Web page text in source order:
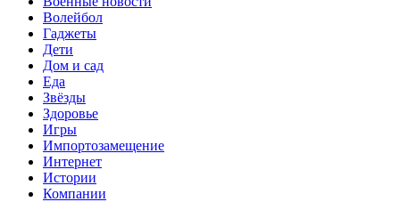
Волейбол
Гаджеты
Дети
Дом и сад
Еда
Звёзды
Здоровье
Игры
Импортозамещение
Интернет
Истории
Компании